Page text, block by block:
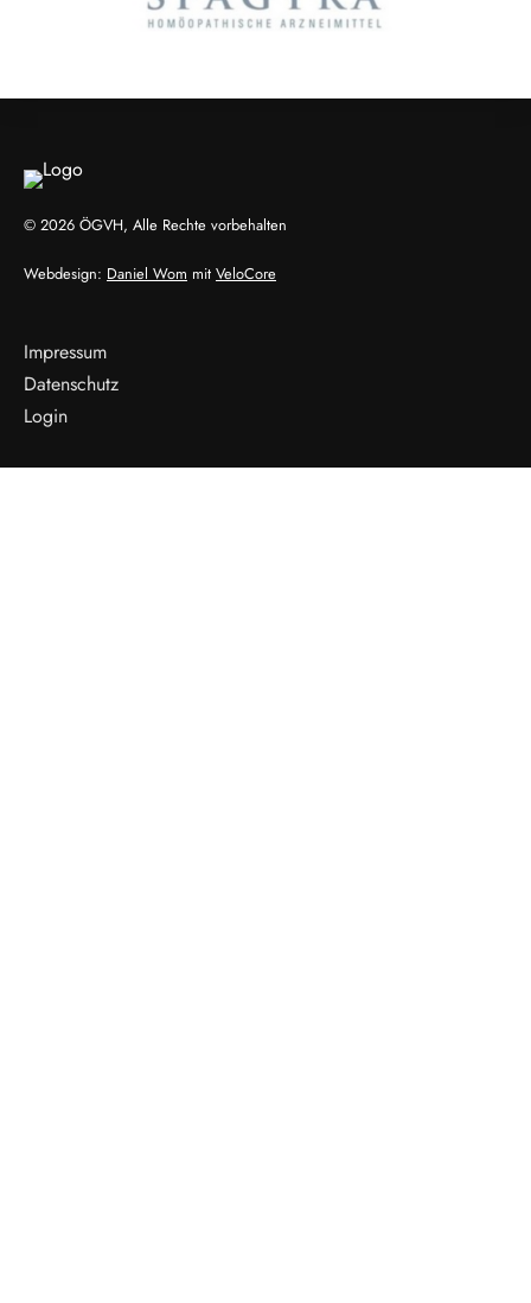
© 2026 ÖGVH, Alle Rechte vorbehalten
Webdesign: Daniel Wom mit VeloCore
Impressum
Datenschutz
Login